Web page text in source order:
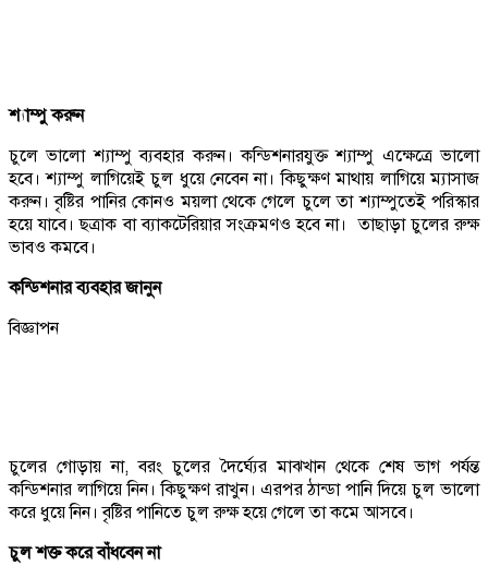
শ্যাম্পু করুন
চুলে ভালো শ্যাম্পু ব্যবহার করুন। কন্ডিশনারযুক্ত শ্যাম্পু এক্ষেত্রে ভালো
হবে। শ্যাম্পু লাগিয়েই চুল ধুয়ে নেবেন না। কিছুক্ষণ মাথায় লাগিয়ে ম্যাসাজ
করুন। বৃষ্টির পানির কোনও ময়লা থেকে গেলে চুলে তা শ্যাম্পুতেই পরিস্কার
হয়ে যাবে। ছত্রাক বা ব্যাকটেরিয়ার সংক্রমণও হবে না। তাছাড়া চুলের রুক্ষ
ভাবও কমবে।
কন্ডিশনার ব্যবহার জানুন
বিজ্ঞাপন
চুলের গোড়ায় না, বরং চুলের দৈর্ঘ্যের মাঝখান থেকে শেষ ভাগ পর্যন্ত
কন্ডিশনার লাগিয়ে নিন। কিছুক্ষণ রাখুন। এরপর ঠান্ডা পানি দিয়ে চুল ভালো
করে ধুয়ে নিন। বৃষ্টির পানিতে চুল রুক্ষ হয়ে গেলে তা কমে আসবে।
চুল শক্ত করে বাঁধবেন না